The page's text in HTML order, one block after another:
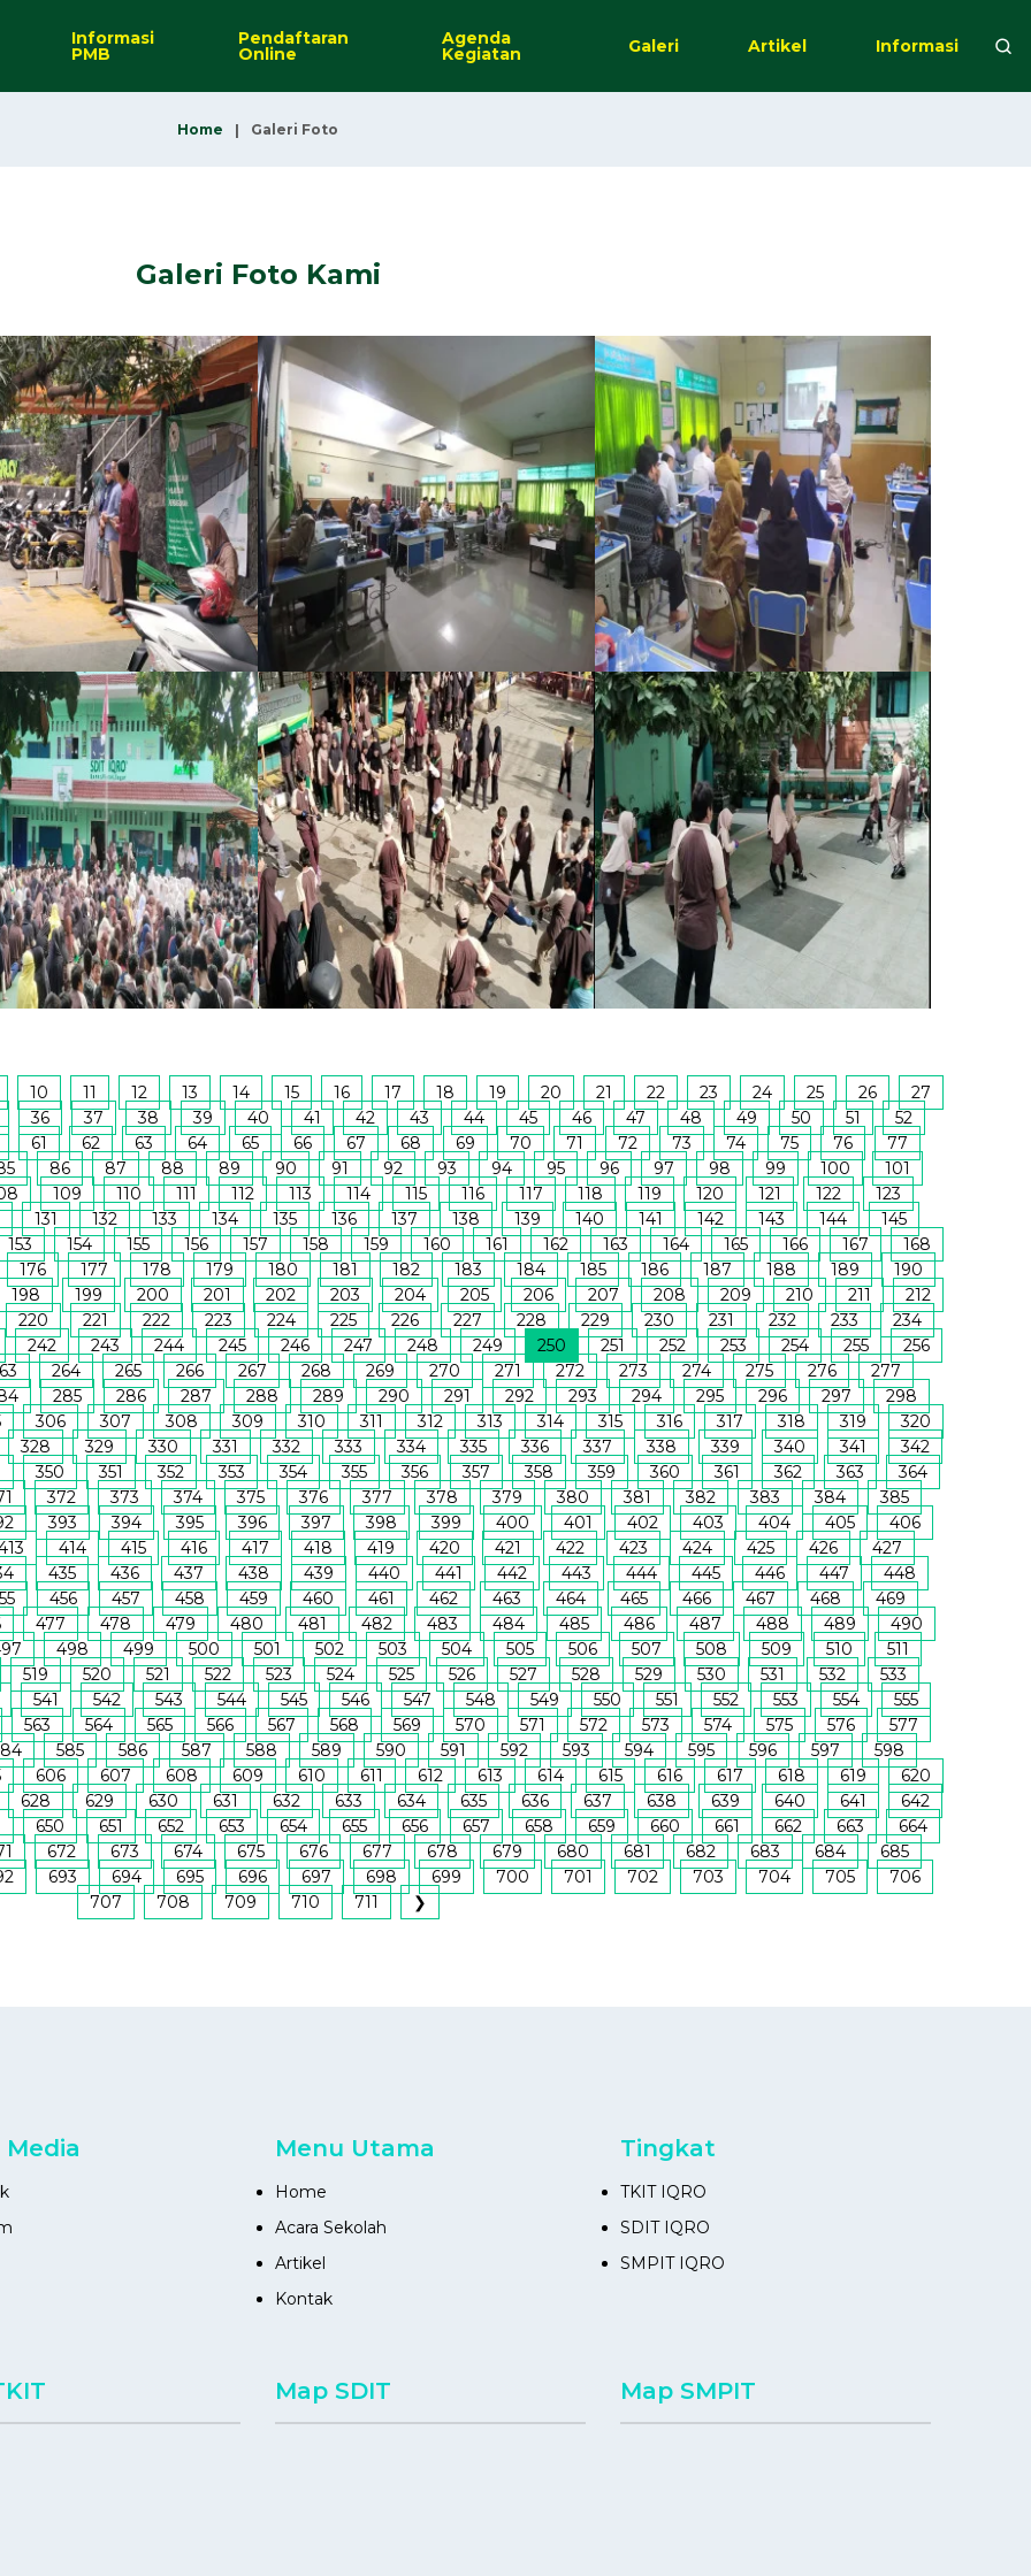
Informasi
PMB
Pendaftaran
Online
Agenda
Kegiatan Galeri Artikel Informasi
Home Galeri Foto
Galeri Foto Kami
10 11 12 13 14 15 16 17 18 19 20 21 22 23 24 25 26
27
36
37 38 39 40 41 42 43 44 45 46 47 48 49 50 51
52
61
62 63 64 65 66 67 68 69 70 71 72 73 74 75 76
77
86 87 88 89 90 91 92 93 94 95 96 97 98 99 100
101
109 110 111 112 113 114 115 116 117 118 119 120 121 122
123
131
132 133 134 135 136 137 138 139 140 141 142 143 144
145
153
154 155 156 157 158 159 160 161 162 163 164 165 166 167
168
176
177 178 179 180 181 182 183 184 185 186 187 188 189
190
198
199 200 201 202 203 204 205 206 207 208 209 210 211
212
220
221 222 223 224 225 226 227 228 229 230 231 232 233
234
242
243 244 245 246 247 248 249 250 251 252 253 254 255
256
264 265 266 267 268 269 270 271 272 273 274 275 276
277
285 286 287 288 289 290 291 292 293 294 295 296 297
298
306 307 308 309 310 311 312 313 314 315 316 317 318 319
320
328
329 330 331 332 333 334 335 336 337 338 339 340 341
342
350 351 352 353 354 355 356 357 358 359 360 361 362 363
364
372 373 374 375 376 377 378 379 380 381 382 383 384
385
393 394 395 396 397 398 399 400 401 402 403 404 405
406
414 415 416 417 418 419 420 421 422 423 424 425 426
427
435 436 437 438 439 440 441 442 443 444 445 446 447
448
456 457 458 459 460 461 462 463 464 465 466 467 468
469
477 478 479 480 481 482 483 484 485 486 487 488 489
490
498 499 500 501 502 503 504 505 506 507 508 509 510
511
519
520 521 522 523 524 525 526 527 528 529 530 531 532
533
541
542 543 544 545 546 547 548 549 550 551 552 553 554
555
563
564 565 566 567 568 569 570 571 572 573 574 575 576
577
585 586 587 588 589 590 591 592 593 594 595 596 597
598
606 607 608 609 610 611 612 613 614 615 616 617 618 619
620
628
629 630 631 632 633 634 635 636 637 638 639 640 641
642
650 651 652 653 654 655 656 657 658 659 660 661 662 663
664
672 673 674 675 676 677 678 679 680 681 682 683 684
685
693 694 695 696 697 698 699 700 701 702 703 704 705
706
707
708 709 710 711 ❯
Media Menu Utama
Home
Acara Sekolah
Artikel
Kontak
Tingkat
TKIT IQRO
SDIT IQRO
SMPIT IQRO
Map SDIT Map SMPIT